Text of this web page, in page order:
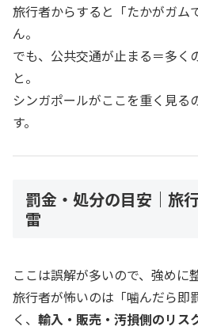
旅行者からすると「たかがガム
ん。
でも、公共交通が止まる＝多く
と。
シンガポールがここを重く見る
す。
罰金・処分の目安｜旅
雷
ここは誤解が多いので、強めに
旅行者が怖いのは「噛んだら即
く、 輸入・販売・汚損側のリス